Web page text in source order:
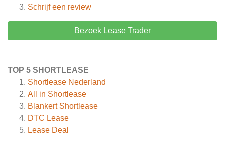
Schrijf een review
Bezoek Lease Trader
TOP 5 SHORTLEASE
Shortlease Nederland
All in Shortlease
Blankert Shortlease
DTC Lease
Lease Deal